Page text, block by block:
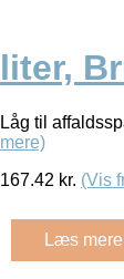
liter,
Låg til
mere)
167.42 kr. (Vis
Læs